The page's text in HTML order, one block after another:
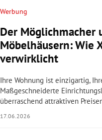
Untermenü
Untermenü
Untermenü
Untermenü
Untermenü
Werbung
Der Möglichmacher
Möbelhäusern: Wie
verwirklicht
Ihre Wohnung ist einzigartig,
Maßgeschneiderte
überraschend attraktiven
17.06.2026